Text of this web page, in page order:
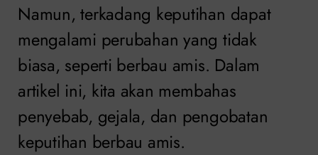
Namun, terkadang keputihan dapat
mengalami perubahan yang tidak
biasa, seperti berbau amis. Dalam
artikel ini, kita akan membahas
penyebab, gejala, dan pengobatan
keputihan berbau amis.